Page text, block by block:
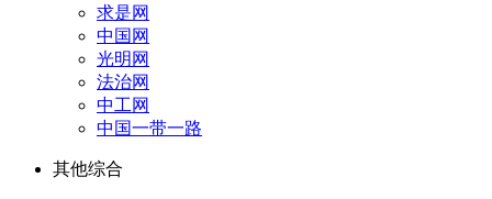
求是网
中国网
光明网
法治网
中工网
中国一带一路
其他综合